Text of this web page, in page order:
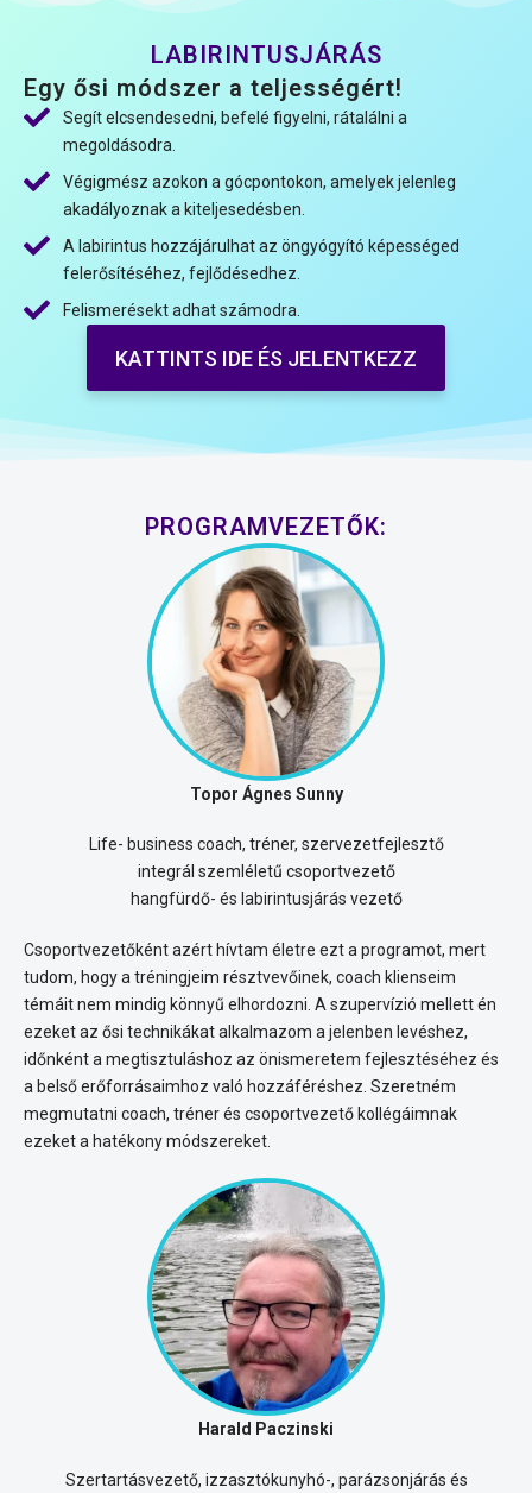
LABIRINTUSJÁRÁS
Egy ősi módszer a teljességért!
Segít elcsendesedni, befelé figyelni, rátalálni a
megoldásodra.
Végigmész azokon a gócpontokon, amelyek jelenleg
akadályoznak a kiteljesedésben.
A labirintus hozzájárulhat az öngyógyító képességed
felerősítéséhez, fejlődésedhez.
Felismerésekt adhat számodra.
KATTINTS IDE ÉS JELENTKEZZ
PROGRAMVEZETŐK:
Topor Ágnes Sunny
Life- business coach, tréner, szervezetfejlesztő
integrál szemléletű csoportvezető
hangfürdő- és labirintusjárás vezető
Csoportvezetőként azért hívtam életre ezt a programot, mert
tudom, hogy a tréningjeim résztvevőinek, coach klienseim
témáit nem mindig könnyű elhordozni. A szupervízió mellett én
ezeket az ősi technikákat alkalmazom a jelenben levéshez,
időnként a megtisztuláshoz az önismeretem fejlesztéséhez és
a belső erőforrásaimhoz való hozzáféréshez. Szeretném
megmutatni coach, tréner és csoportvezető kollégáimnak
ezeket a hatékony módszereket.
Harald Paczinski
Szertartásvezető, izzasztókunyhó-, parázsonjárás és